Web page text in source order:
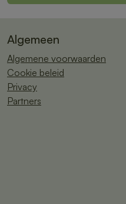
Algemeen
Algemene voorwaarden
Cookie beleid
Privacy
Partners